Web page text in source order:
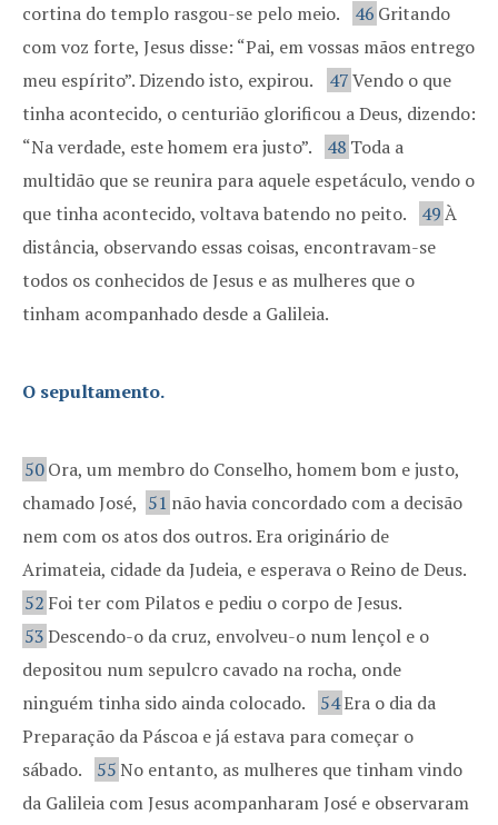
cortina do templo rasgou-se pelo meio.
46 Gritando
com voz forte, Jesus disse: “Pai, em vossas mãos entrego
meu espírito”. Dizendo isto, expirou.
47Vendo o que
tinha acontecido, o centurião glorificou a Deus, dizendo:
“Na verdade, este homem era justo”.
48 Toda a
multidão que se reunira para aquele espetáculo, vendo o
que tinha acontecido, voltava batendo no peito.
49À
distância, observando essas coisas, encontravam-se
todos os conhecidos de Jesus e as mulheres que o
tinham acompanhado desde a Galileia.
O sepultamento.
50Ora, um membro do Conselho, homem bom e justo,
chamado José, 51 não havia concordado com a decisão
nem com os atos dos outros. Era originário de
Arimateia, cidade da Judeia, e esperava o Reino de Deus.
52 Foi ter com Pilatos e pediu o corpo de Jesus.
53Descendo-o da cruz, envolveu-o num lençol e o
depositou num sepulcro cavado na rocha, onde
ninguém tinha sido ainda colocado.
54Era o dia da
Preparação da Páscoa e já estava para começar o
sábado.
55No entanto, as mulheres que tinham vindo
da Galileia com Jesus acompanharam José e observaram